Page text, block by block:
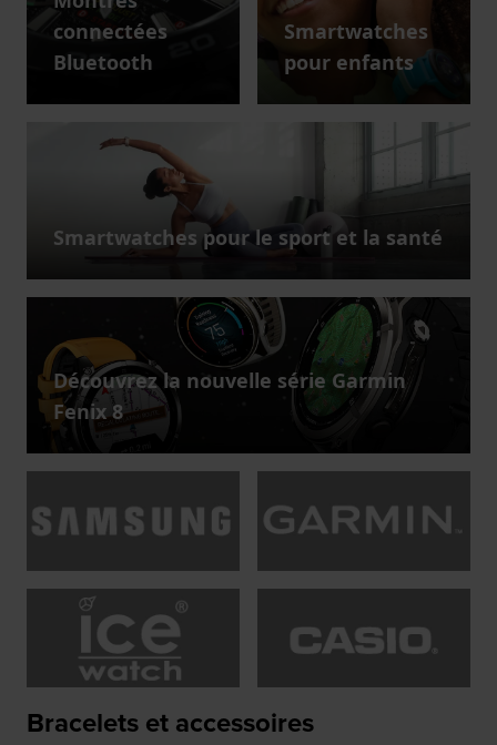
connectées
Bluetooth
Smartwatches
pour enfants
Smartwatches pour le sport et la santé
Découvrez la nouvelle série Garmin
Fenix 8
Bracelets et accessoires